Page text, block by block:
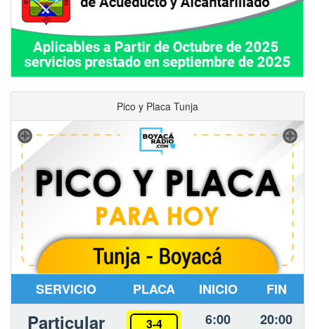
Pico y Placa Tunja
SERVICIO PLACA INICIO FIN
Particular 3-4 6:00 20:00